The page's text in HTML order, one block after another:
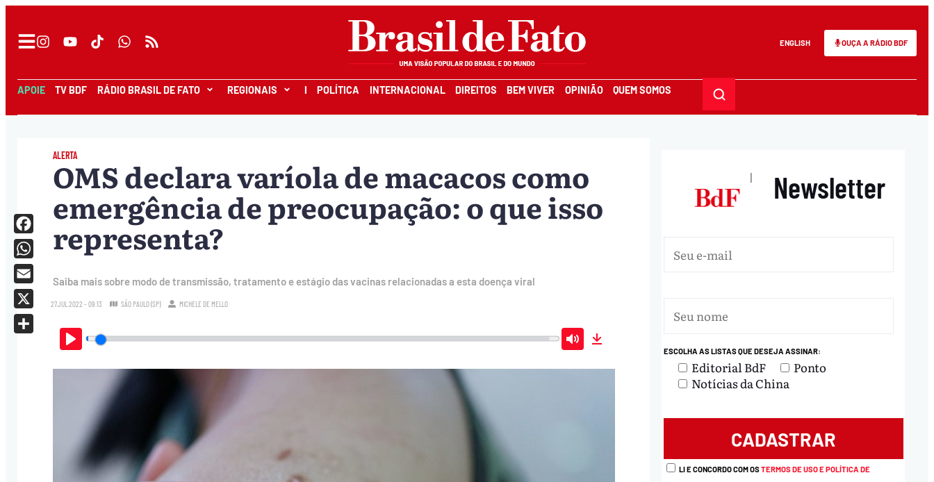
ENGLISH OUÇA A RÁDIO BDF
APOIE TV BDF RÁDIO BRASIL DE FATO REGIONAIS I POLÍTICA INTERNACIONAL DIREITOS BEM VIVER OPINIÃO QUEM SOMOS
ALERTA
OMS declara varíola de macacos como
emergência de preocupação: o que isso
representa?
Saiba mais sobre modo de transmissão, tratamento e estágio das vacinas relacionadas a esta doença viral
27.JUL.2022 - 09:13 SÃO PAULO (SP) MICHELE DE MELLO
Play Mute
Facebook
WhatsApp
Email
X
| Newsletter
ESCOLHA AS LISTAS QUE DESEJA ASSINAR:
Editorial BdF
Ponto
Notícias da China
LI E CONCORDO COM OSTERMOS DE USO E POLÍTICA DE